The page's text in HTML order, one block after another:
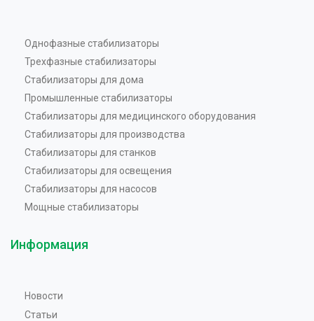
Однофазные стабилизаторы
Трехфазные стабилизаторы
Стабилизаторы для дома
Промышленные стабилизаторы
Стабилизаторы для медицинского оборудования
Стабилизаторы для производства
Стабилизаторы для станков
Стабилизаторы для освещения
Стабилизаторы для насосов
Мощные стабилизаторы
Информация
Новости
Статьи